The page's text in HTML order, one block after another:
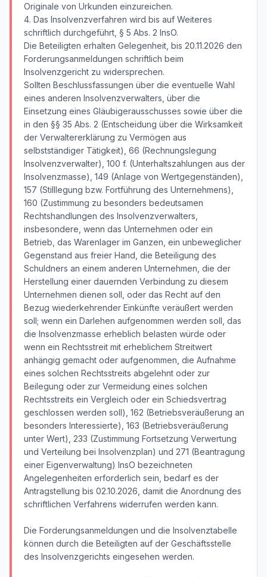
Originale von Urkunden einzureichen.
4. Das Insolvenzverfahren wird bis auf Weiteres
schriftlich durchgeführt, § 5 Abs. 2 InsO.
Die Beteiligten erhalten Gelegenheit, bis 20.11.2026 den
Forderungsanmeldungen schriftlich beim
Insolvenzgericht zu widersprechen.
Sollten Beschlussfassungen über die eventuelle Wahl
eines anderen Insolvenzverwalters, über die
Einsetzung eines Gläubigerausschusses sowie über die
in den §§ 35 Abs. 2 (Entscheidung über die Wirksamkeit
der Verwaltererklärung zu Vermögen aus
selbstständiger Tätigkeit), 66 (Rechnungslegung
Insolvenzverwalter), 100 f. (Unterhaltszahlungen aus der
Insolvenzmasse), 149 (Anlage von Wertgegenständen),
157 (Stilllegung bzw. Fortführung des Unternehmens),
160 (Zustimmung zu besonders bedeutsamen
Rechtshandlungen des Insolvenzverwalters,
insbesondere, wenn das Unternehmen oder ein
Betrieb, das Warenlager im Ganzen, ein unbeweglicher
Gegenstand aus freier Hand, die Beteiligung des
Schuldners an einem anderen Unternehmen, die der
Herstellung einer dauernden Verbindung zu diesem
Unternehmen dienen soll, oder das Recht auf den
Bezug wiederkehrender Einkünfte veräußert werden
soll; wenn ein Darlehen aufgenommen werden soll, das
die Insolvenzmasse erheblich belasten würde oder
wenn ein Rechtsstreit mit erheblichem Streitwert
anhängig gemacht oder aufgenommen, die Aufnahme
eines solchen Rechtsstreits abgelehnt oder zur
Beilegung oder zur Vermeidung eines solchen
Rechtsstreits ein Vergleich oder ein Schiedsvertrag
geschlossen werden soll), 162 (Betriebsveräußerung an
besonders Interessierte), 163 (Betriebsveräußerung
unter Wert), 233 (Zustimmung Fortsetzung Verwertung
und Verteilung bei Insolvenzplan) und 271 (Beantragung
einer Eigenverwaltung) InsO bezeichneten
Angelegenheiten erforderlich sein, bedarf es der
Antragstellung bis 02.10.2026, damit die Anordnung des
schriftlichen Verfahrens widerrufen werden kann.
Die Forderungsanmeldungen und die Insolvenztabelle
können durch die Beteiligten auf der Geschäftsstelle
des Insolvenzgerichts eingesehen werden.